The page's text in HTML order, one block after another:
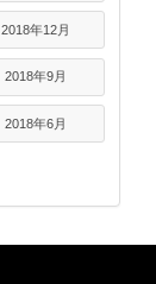
2018年12月
2018年9月
2018年6月